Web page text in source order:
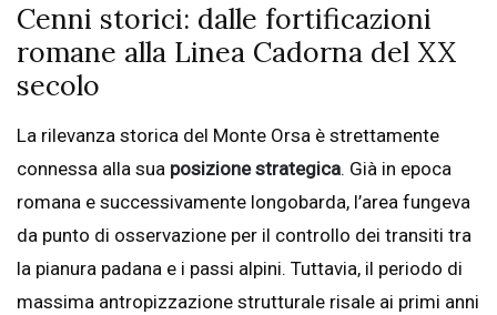
Cenni storici: dalle fortificazioni
romane alla Linea Cadorna del XX
secolo
La rilevanza storica del Monte Orsa è strettamente
connessa alla sua posizione strategica. Già in epoca
romana e successivamente longobarda, l’area fungeva
da punto di osservazione per il controllo dei transiti tra
la pianura padana e i passi alpini. Tuttavia, il periodo di
massima antropizzazione strutturale risale ai primi anni